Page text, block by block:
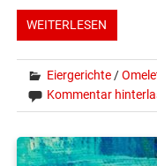
WEITERLESEN
Eiergerichte /
Kommentar